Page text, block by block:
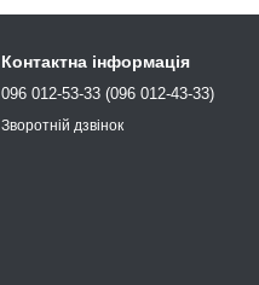
Контактна інформація
096 012-53-33 (096 012-43-33)
Зворотній дзвінок